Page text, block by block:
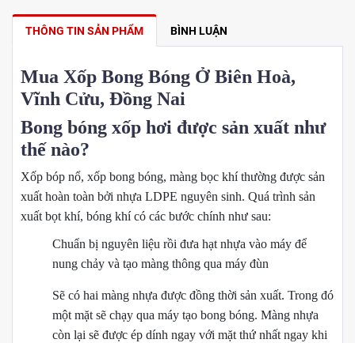
THÔNG TIN SẢN PHẨM BÌNH LUẬN
Mua Xốp Bong Bóng Ở Biên Hoà,
Vĩnh Cửu, Đồng Nai
Bong bóng xốp hơi được sản xuất như
thế nào?
Xốp bóp nổ, xốp bong bóng, màng bọc khí thường được sản
xuất hoàn toàn bởi nhựa LDPE nguyên sinh. Quá trình sản
xuất bọt khí, bóng khí có các bước chính như sau:
Chuẩn bị nguyên liệu rồi đưa hạt nhựa vào máy để
nung chảy và tạo màng thông qua máy đùn
Sẽ có hai màng nhựa được đồng thời sản xuất. Trong đó
một mặt sẽ chạy qua máy tạo bong bóng. Màng nhựa
còn lại sẽ được ép dính ngay với mặt thứ nhất ngay khi